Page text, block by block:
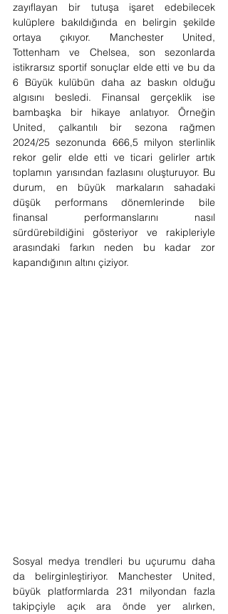
zayıflayan bir tutuşa işaret edebilecek
kulüplere bakıldığında en belirgin şekilde
ortaya çıkıyor. Manchester United,
Tottenham ve Chelsea, son sezonlarda
istikrarsız sportif sonuçlar elde etti ve bu da
6 Büyük kulübün daha az baskın olduğu
algısını besledi. Finansal gerçeklik ise
bambaşka bir hikaye anlatıyor. Örneğin
United, çalkantılı bir sezona rağmen
2024/25 sezonunda 666,5 milyon sterlinlik
rekor gelir elde etti ve ticari gelirler artık
toplamın yarısından fazlasını oluşturuyor. Bu
durum, en büyük markaların sahadaki
düşük performans dönemlerinde bile
finansal performanslarını nasıl
sürdürebildiğini gösteriyor ve rakipleriyle
arasındaki farkın neden bu kadar zor
kapandığının altını çiziyor.
Sosyal medya trendleri bu uçurumu daha
da belirginleştiriyor. Manchester United,
büyük platformlarda 231 milyondan fazla
takipçiyle açık ara önde yer alırken,